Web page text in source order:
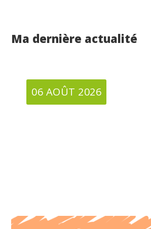
Ma dernière actualité
06 AOÛT 2026